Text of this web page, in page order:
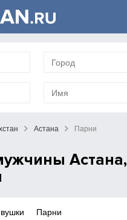
Астана Парни
Астана,
Парни